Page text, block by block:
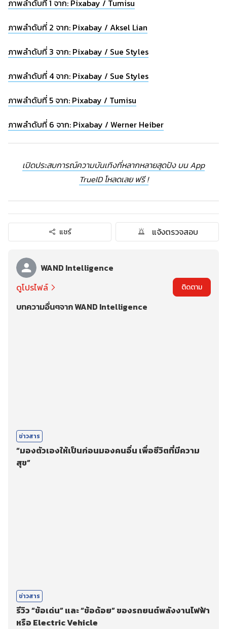
ภาพลำดับที่ 1 จาก: Pixabay / Tumisu
ภาพลำดับที่ 2 จาก: Pixabay / Aksel Lian
ภาพลำดับที่ 3 จาก: Pixabay / Sue Styles
ภาพลำดับที่ 4 จาก: Pixabay / Sue Styles
ภาพลำดับที่ 5 จาก: Pixabay / Tumisu
ภาพลำดับที่ 6 จาก: Pixabay / Werner Heiber
เปิดประสบการณ์ความบันเทิงที่หลากหลายสุดปัง บน App
TrueID โหลดเลย ฟรี !
แชร์ แจ้งตรวจสอบ
WAND Intelligence
ดูโปรไฟล์
ติดตาม
บทความอื่นๆจาก WAND Intelligence
ข่าวสาร
“มองตัวเองให้เป็นก่อนมองคนอื่น เพื่อชีวิตที่มีความ
สุข”
ข่าวสาร
รีวิว “ข้อเด่น” และ “ข้อด้อย” ของรถยนต์พลังงานไฟฟ้า
หรือ Electric Vehicle